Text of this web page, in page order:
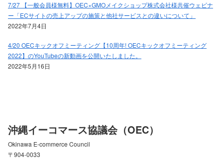
7/27 【一般会員様無料】OEC×GMOメイクショップ株式会社様共催ウェビナ
ー「ECサイトの売上アップの施策と他社サービスとの違いについて」
2022年7月4日
4/20 OECキックオフミーティング【10周年! OECキックオフミーティング
2022】のYouTubeの新動画を公開いたしました。
2022年5月16日
沖縄イーコマース協議会（OEC）
Okinawa E-commerce Council
〒904-0033